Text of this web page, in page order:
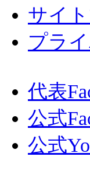
サイ
プラ
代表
公式
公式